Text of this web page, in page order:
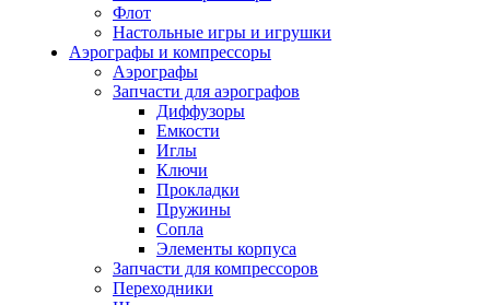
Флот
Настольные игры и игрушки
Аэрографы и компрессоры
Аэрографы
Запчасти для аэрографов
Диффузоры
Емкости
Иглы
Ключи
Прокладки
Пружины
Сопла
Элементы корпуса
Запчасти для компрессоров
Переходники